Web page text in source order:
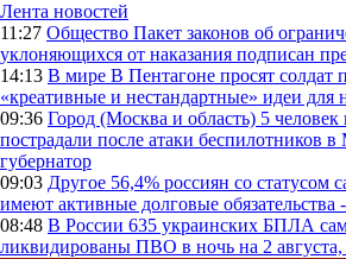
Лента новостей
11:27 Общество Пакет законов об
уклоняющихся от наказания подписан
14:13 В мире В Пентагоне просят солдат
«креативные и нестандартные» идеи для
09:36 Город (Москва и область) 5
пострадали после атаки беспилотников
губернатор
09:03 Другое 56,4% россиян со статусом
имеют активные долговые
08:48 В России 635 украинских БПЛА
ликвидированы ПВО в ночь на 2